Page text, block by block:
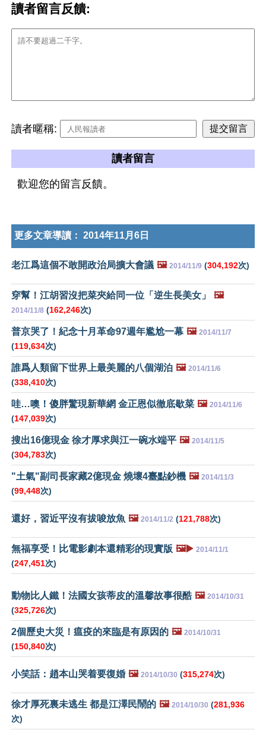
讀者留言反饋:
讀者暱稱:
讀者留言
歡迎您的留言反饋。
更多文章導讀： 2014年11月6日
老江爲這個不敢開政治局擴大會議 🖼️ 2014/11/9 (304,192次)
穿幫！江胡習沒把菜夾給同一位「逆生長美女」 🖼️
2014/11/8 (162,246次)
普京哭了！紀念十月革命97週年尷尬一幕 🖼️ 2014/11/7
(119,634次)
誰爲人類留下世界上最美麗的八個湖泊 🖼️ 2014/11/6
(338,410次)
哇…噢！傻胖驚現新華網 金正恩似徹底歇菜 🖼️ 2014/11/6
(147,039次)
搜出16億現金 徐才厚求與江一碗水端平 🖼️ 2014/11/5
(304,783次)
"土氣"副司長家藏2億現金 燒壞4臺點鈔機 🖼️ 2014/11/3
(99,448次)
還好，習近平沒有拔唆放魚 🖼️ 2014/11/2 (121,788次)
無福享受！比電影劇本還精彩的現實版 🖼️▶️ 2014/11/1
(247,451次)
動物比人鐵！法國女孩蒂皮的溫馨故事很酷 🖼️ 2014/10/31
(325,726次)
2個歷史大災！瘟疫的來臨是有原因的 🖼️ 2014/10/31
(150,840次)
小笑話：趙本山哭着要復婚 🖼️ 2014/10/30 (315,274次)
徐才厚死裏未逃生 都是江澤民鬧的 🖼️ 2014/10/30 (281,936
次)